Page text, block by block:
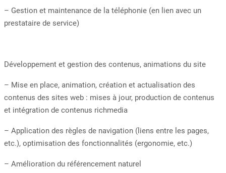
– Gestion et maintenance de la téléphonie (en lien avec un
prestataire de service)
Développement et gestion des contenus, animations du site
– Mise en place, animation, création et actualisation des
contenus des sites web : mises à jour, production de contenus
et intégration de contenus richmedia
– Application des règles de navigation (liens entre les pages,
etc.), optimisation des fonctionnalités (ergonomie, etc.)
– Amélioration du référencement naturel